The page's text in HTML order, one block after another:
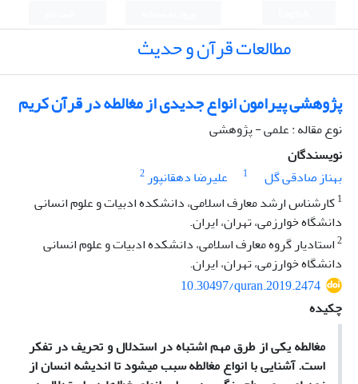
مطالعات قرآن و حدیث
پژوهشی پیرامون انواع جدیدی از مغالطه در قرآن کریم
نوع مقاله : علمی - پژوهشی
نویسندگان
بهناز صادقی گل
1 علیرضا دهقانپور2
1کارشناس ارشد معارف اسلامی، دانشکده ادبیات و علوم انسانی
دانشگاه خوارزمی، تهران، ایران.
2استادیار گروه معارف اسلامی، دانشکده ادبیات و علوم انسانی
دانشگاه خوارزمی، تهران، ایران.
10.30497/quran.2019.2474
چکیده
مغالطه یکی از طرق مهم اشتباه در استدلال و تحریف در تفکر
است. آشنایی با انواع مغالطه سبب می­شود تا اندیشه انسان­ از